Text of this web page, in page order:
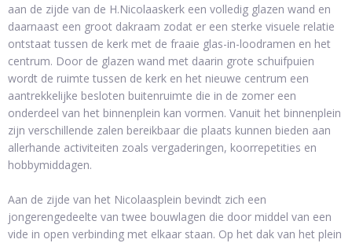
aan de zijde van de H.Nicolaaskerk een volledig glazen wand en
daarnaast een groot dakraam zodat er een sterke visuele relatie
ontstaat tussen de kerk met de fraaie glas-in-loodramen en het
centrum. Door de glazen wand met daarin grote schuifpuien
wordt de ruimte tussen de kerk en het nieuwe centrum een
aantrekkelijke besloten buitenruimte die in de zomer een
onderdeel van het binnenplein kan vormen. Vanuit het binnenplein
zijn verschillende zalen bereikbaar die plaats kunnen bieden aan
allerhande activiteiten zoals vergaderingen, koorrepetities en
hobbymiddagen.
Aan de zijde van het Nicolaasplein bevindt zich een
jongerengedeelte van twee bouwlagen die door middel van een
vide in open verbinding met elkaar staan. Op het dak van het plein